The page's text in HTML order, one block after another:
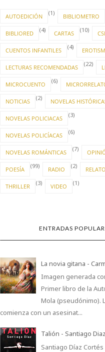
AUTOEDICIÓN (1) BIBLIOMETRO
BIBLIORED (4) CARTAS (10)
CUENTOS INFANTILES (4)
LECTURAS RECOMENDADAS (22)
MICROCUENTO (6)
NOTICIAS (2) NOVELAS
NOVELAS POLICIACAS (3)
NOVELAS POLICÍACAS (6)
NOVELAS ROMÁNTICAS (7)
POESÍA (99) RADIO (2)
THRILLER (3) VIDEO (1)
ENTRADAS
La novia gitana -
Imagen generada
Primer libro de la
Mola (pseudónimo).
comienza con un asesinat...
Talión - Santiago
Santiago Díaz